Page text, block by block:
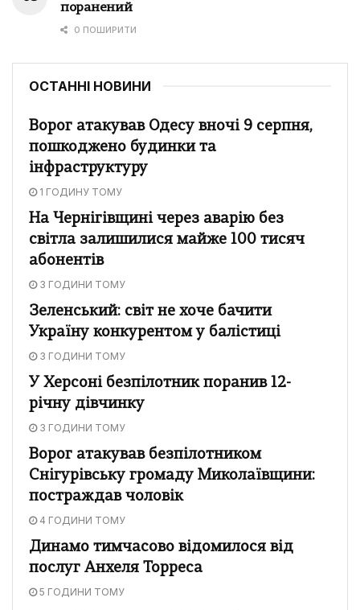
поранений
0 ПОШИРИТИ
ОСТАННІ НОВИНИ
Ворог атакував Одесу вночі 9 серпня,
пошкоджено будинки та
інфраструктуру
1 ГОДИНУ ТОМУ
На Чернігівщині через аварію без
світла залишилися майже 100 тисяч
абонентів
3 ГОДИНИ ТОМУ
Зеленський: світ не хоче бачити
Україну конкурентом у балістиці
3 ГОДИНИ ТОМУ
У Херсоні безпілотник поранив 12-
річну дівчинку
3 ГОДИНИ ТОМУ
Ворог атакував безпілотником
Снігурівську громаду Миколаївщини:
постраждав чоловік
4 ГОДИНИ ТОМУ
Динамо тимчасово відомилося від
послуг Анхеля Торреса
5 ГОДИНИ ТОМУ